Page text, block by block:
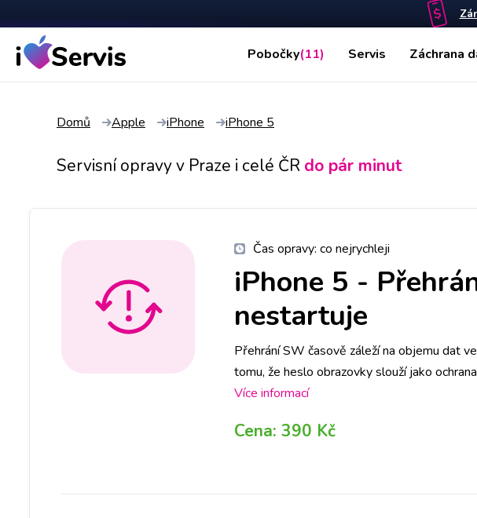
Pobočky(11) Servis Záchrana
Domů Apple iPhone iPhone 5
Servisní opravy v Praze i celé ČR do pár minut
Čas opravy: co nejrychleji
iPhone 5 -
nestartuje
Přehrání SW časově záleží na objemu dat
tomu, že heslo obrazovky slouží jako
počítat se ztrátou všech dat. Doporučujeme
Více informací
Cena: 390 Kč